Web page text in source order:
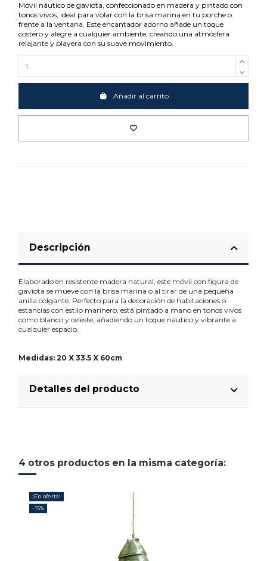
Móvil náutico de gaviota, confeccionado en madera y pintado con
tonos vivos, ideal para volar con la brisa marina en tu porche o
frente a la ventana. Este encantador adorno añade un toque
costero y alegre a cualquier ambiente, creando una atmósfera
relajante y playera con su suave movimiento.
Añadir al carrito
Descripción
Elaborado en resistente madera natural, este móvil con figura de
gaviota se mueve con la brisa marina o al tirar de una pequeña
anilla colgante. Perfecto para la decoración de habitaciones o
estancias con estilo marinero, está pintado a mano en tonos vivos
como blanco y celeste, añadiendo un toque náutico y vibrante a
cualquier espacio.
Medidas: 20 X 33.5 X 60cm
Detalles del producto
4 otros productos en la misma categoría:
¡En oferta!
-15%